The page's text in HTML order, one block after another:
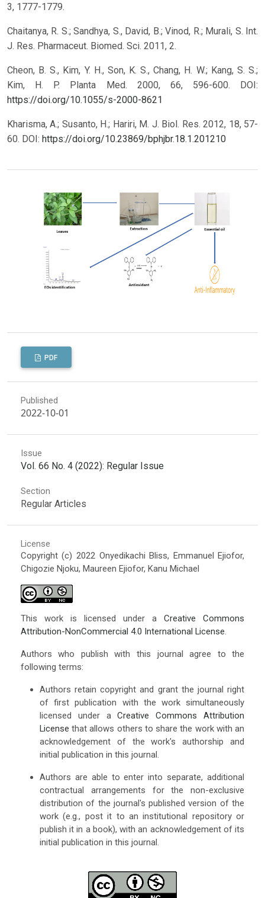
3, 1777-1779.
Chaitanya, R. S.; Sandhya, S., David, B.; Vinod, R.; Murali, S. Int.
J. Res. Pharmaceut. Biomed. Sci. 2011, 2.
Cheon, B. S., Kim, Y. H., Son, K. S., Chang, H. W.; Kang, S. S.;
Kim, H. P. Planta Med. 2000, 66, 596-600. DOI:
https://doi.org/10.1055/s-2000-8621
Kharisma, A.; Susanto, H.; Hariri, M. J. Biol. Res. 2012, 18, 57-
60. DOI: https://doi.org/10.23869/bphjbr.18.1.201210
PDF
Published
2022-10-01
Issue
Vol. 66 No. 4 (2022): Regular Issue
Section
Regular Articles
License
Copyright (c) 2022 Onyedikachi Bliss, Emmanuel Ejiofor,
Chigozie Njoku, Maureen Ejiofor, Kanu Michael
This work is licensed under aCreative Commons
Attribution-NonCommercial 4.0 International License.
Authors who publish with this journal agree to the
following terms:
Authors retain copyright and grant the journal right
of first publication with the work simultaneously
licensed under aCreative Commons Attribution
License that allows others to share the work with an
acknowledgement of the work's authorship and
initial publication in this journal.
Authors are able to enter into separate, additional
contractual arrangements for the non-exclusive
distribution of the journal's published version of the
work (e.g., post it to an institutional repository or
publish it in a book), with an acknowledgement of its
initial publication in this journal.